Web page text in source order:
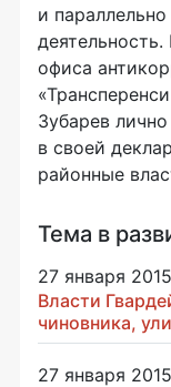
и
офиса
«Трансперенси
Зубарев
в своей
районные
Тема в
27 января
Власти
чиновника,
27 января